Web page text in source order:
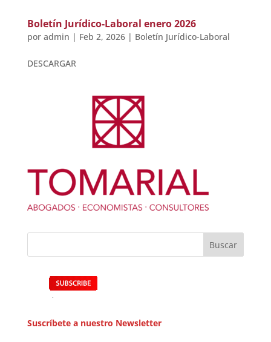
Boletín Jurídico-Laboral enero 2026
por admin | Feb 2, 2026| Boletín Jurídico-Laboral
DESCARGAR
Suscríbete a nuestro Newsletter